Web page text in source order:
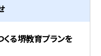
る堺教育プランを